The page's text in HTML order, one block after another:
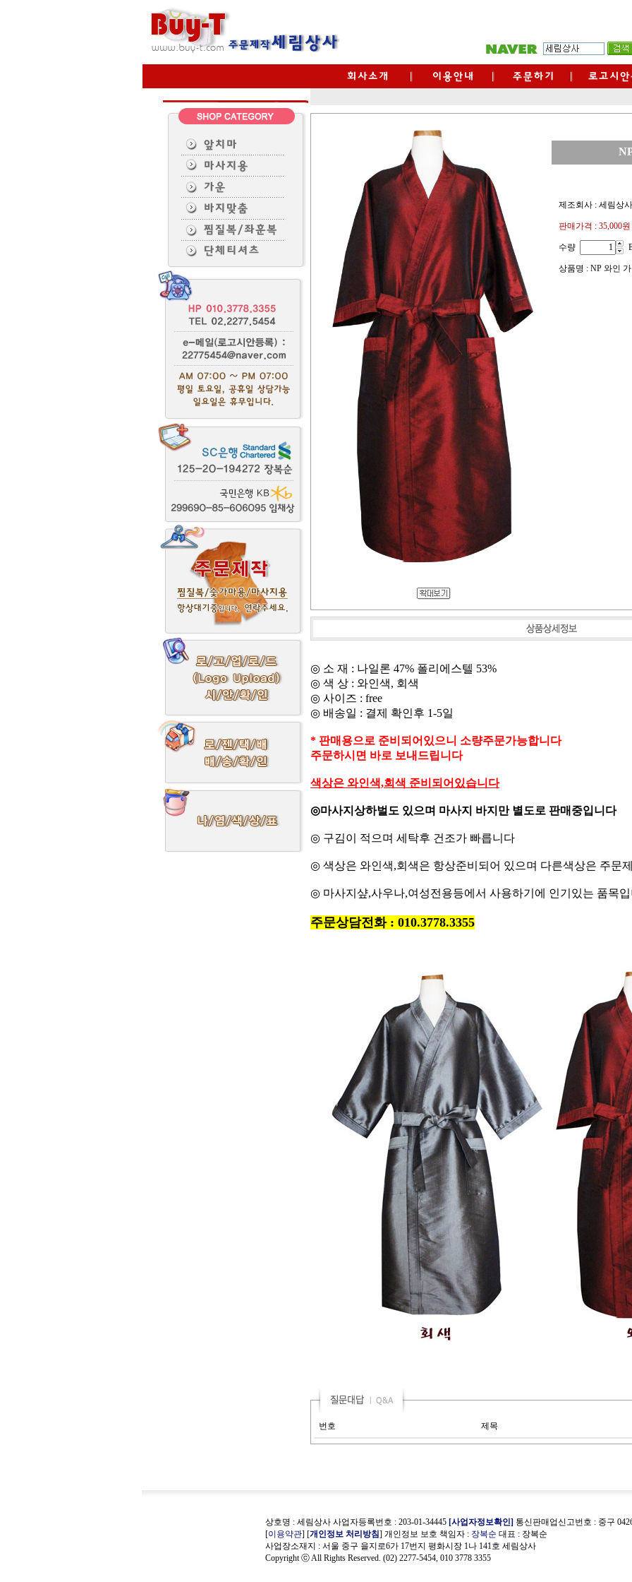
제조회사 : 세림상사
판매가격 : 35,000원
수량
상품명 : NP 와인
◎ 소 재 : 나일론 47% 폴리에스텔 53%
◎ 색 상 : 와인색, 회색
◎ 사이즈 : free
◎ 배송일 : 결제 확인후 1-5일
* 판매용으로 준비되어있으니 소량주문가능합니다
주문하시면 바로 보내드립니다
색상은 와인색,회색 준비되어있습니다
◎마사지상하벌도 있으며 마사지 바지만 별도로 판매중입니다
◎ 구김이 적으며 세탁후 건조가 빠릅니다
◎ 색상은 와인색,회색은 항상준비되어 있으며 다른색상은 주문
◎ 마사지샾,사우나,여성전용등에서 사용하기에 인기있는 품목
주문상담전화 : 010.3778.3355
번호 제목
상호명 : 세림상사 사업자등록번호 : 203-01-34445 [사업자정보확인] 통신판매업신고번호 : 중구
[이용약관] [개인정보 처리방침] 개인정보 보호 책임자 : 장복순 대표 : 장복순
사업장소재지 : 서울 중구 을지로6가 17번지 평화시장 1나 141호 세림상사
Copyright ⓒAll Rights Reserved. (02) 2277-5454, 010 3778 3355